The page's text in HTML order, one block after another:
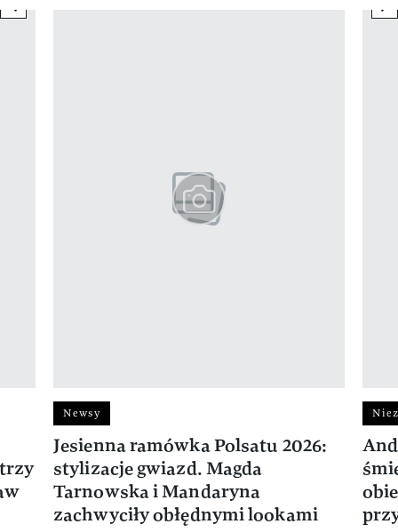
Newsy
Jesienna ramówka Polsatu 2026:
stylizacje gwiazd. Magda
Tarnowska i Mandaryna
zachwyciły obłędnymi lookami